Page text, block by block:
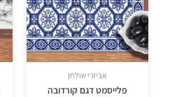
אביזרי שולחן
פלייסמט דגם קורדובה